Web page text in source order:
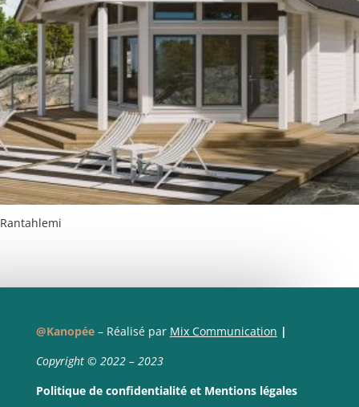
Rantahlemi
@Kanopée– Réalisé par Mix Communication |
Copyright © 2022 – 2023
Politique de confidentialitéet Mentions légales